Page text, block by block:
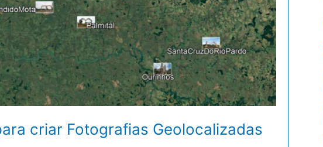
criar Fotografias Geolocalizadas